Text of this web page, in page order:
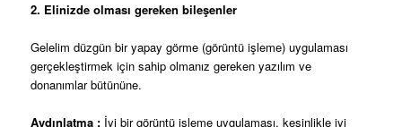
2. Elinizde olması gereken bileşenler
Gelelim düzgün bir yapay görme (görüntü işleme) uygulaması
gerçekleştirmek için sahip olmanız gereken yazılım ve
donanımlar bütününe.
Aydınlatma : İyi bir görüntü işleme uygulaması, kesinlikle iyi